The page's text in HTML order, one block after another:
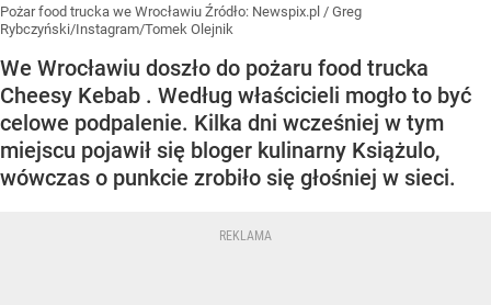
Pożar food trucka we Wrocławiu Źródło: Newspix.pl / Greg
Rybczyński/Instagram/Tomek Olejnik
We Wrocławiu doszło do pożaru food trucka
Cheesy Kebab . Według właścicieli mogło to być
celowe podpalenie. Kilka dni wcześniej w tym
miejscu pojawił się bloger kulinarny Książulo,
wówczas o punkcie zrobiło się głośniej w sieci.